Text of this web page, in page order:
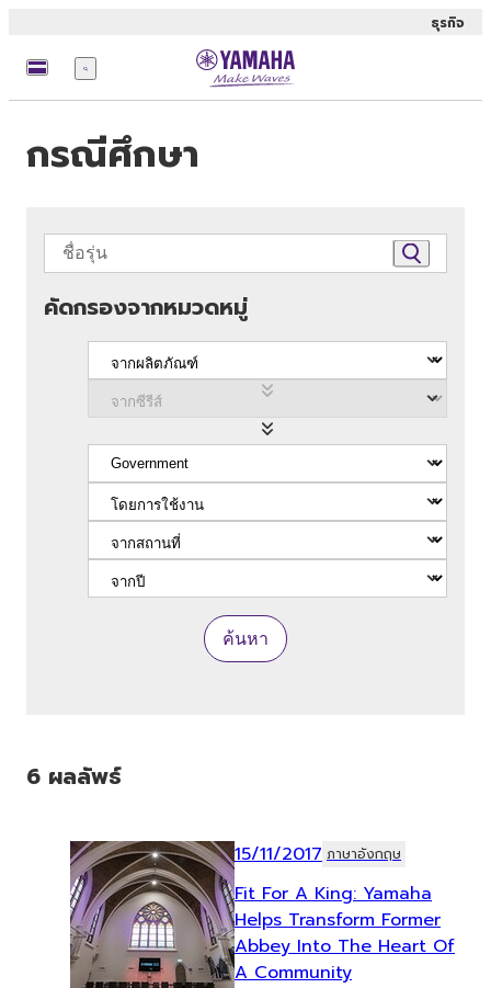
ธุรกิจ
เมนู
กรณีศึกษา
คัดกรองจากหมวดหมู่
ค้นหา
6 ผลลัพธ์
15/11/2017 ภาษาอังกฤษ
Fit For A King: Yamaha
Helps Transform Former
Abbey Into The Heart Of
A Community